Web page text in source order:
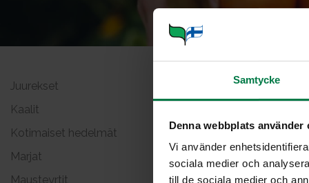
Samtycke
Denna webbplats använder
Vi använder
sociala medier och
till de sociala medier och
Juurekset
Kaalit
Kotimaiset hedelmät
Marjat
Mausteyrtit